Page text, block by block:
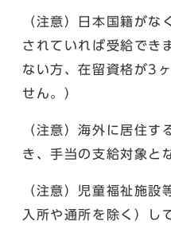
（注意）日本国籍がな
されていれば受給でき
ない方、在留資格が3
せん。）
（注意）海外に居住す
き、手当の支給対象と
（注意）児童福祉施設
入所や通所を除く）し